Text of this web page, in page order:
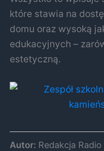
które stawia na
domu oraz wysoką
edukacyjnych –
estetyczną.
Autor: Redakcja Radio